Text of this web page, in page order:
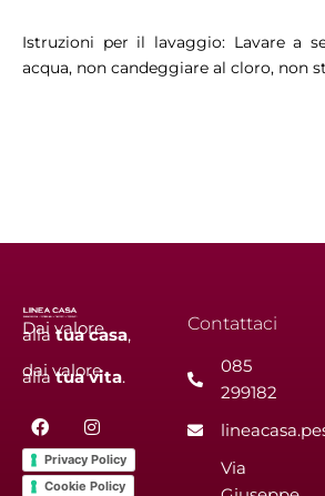
Istruzioni per il lavaggio: Lavare a
acqua, non candeggiare al cloro, non
Dai valore
allatua casa,
dai valore
allatua vita.
F
a
c
e
b
I
n
s
t
a
Privacy Policy
Cookie Policy
Contattaci
085
299182
Via